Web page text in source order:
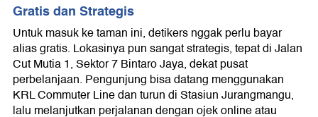
Gratis dan Strategis
Untuk masuk ke taman ini, detikers nggak perlu bayar
alias gratis. Lokasinya pun sangat strategis, tepat di Jalan
Cut Mutia 1, Sektor 7 Bintaro Jaya, dekat pusat
perbelanjaan. Pengunjung bisa datang menggunakan
KRL Commuter Line dan turun di Stasiun Jurangmangu,
lalu melanjutkan perjalanan dengan ojek online atau